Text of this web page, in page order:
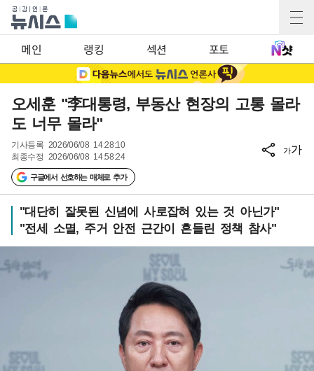
메인 랭킹 섹션 포토
오세훈 "李대통령, 부동산 현장의 고통 몰라
도 너무 몰라"
기사등록 2026/06/08 14:28:10
최종수정 2026/06/08 14:58:24
구글에서 선호하는 매체로 추가
가가
"대단히 잘못된 신념에 사로잡혀 있는 것 아닌가"
"전세 소멸, 주거 안전 근간이 흔들린 정책 참사"